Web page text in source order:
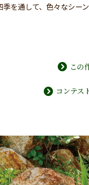
を通して、色々なシー
この
コンテス